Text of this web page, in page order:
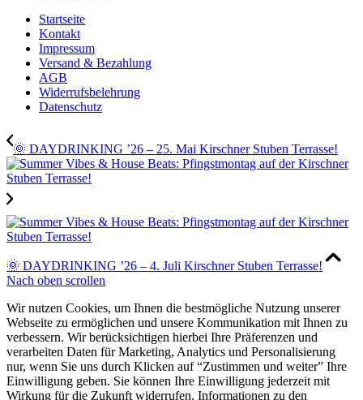
Startseite
Kontakt
Impressum
Versand & Bezahlung
AGB
Widerrufsbelehrung
Datenschutz
🌞 DAYDRINKING ’26 – 25. Mai Kirschner Stuben Terrasse!
🌞 DAYDRINKING ’26 – 4. Juli Kirschner Stuben Terrasse!
Nach oben scrollen
Wir nutzen Cookies, um Ihnen die bestmögliche Nutzung unserer
Webseite zu ermöglichen und unsere Kommunikation mit Ihnen zu
verbessern. Wir berücksichtigen hierbei Ihre Präferenzen und
verarbeiten Daten für Marketing, Analytics und Personalisierung
nur, wenn Sie uns durch Klicken auf “Zustimmen und weiter” Ihre
Einwilligung geben. Sie können Ihre Einwilligung jederzeit mit
Wirkung für die Zukunft widerrufen. Informationen zu den